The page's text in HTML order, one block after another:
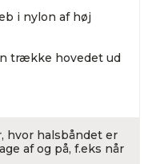
i nylon af høj
trække hovedet ud
hvor halsbåndet er
af og på, f.eks når